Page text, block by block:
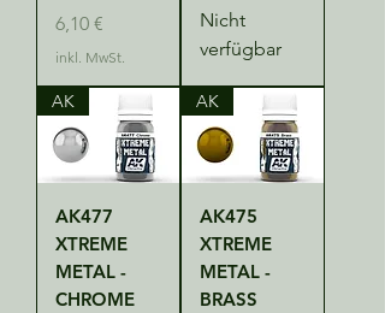
Preis
6,10 €
inkl. MwSt.
Nicht
verfügbar
AK
AK477
XTREME
METAL -
CHROME
AK
AK475
XTREME
METAL -
BRASS